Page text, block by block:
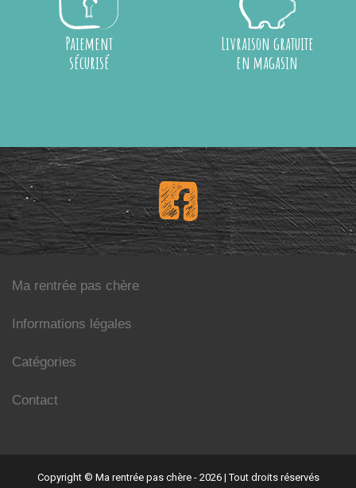
Paiement
sécurisé
Livraison gratuite
en magasin
Ma rentrée pas chère
Informations légales
Catégories
Contact
Copyright © Ma rentrée pas chère - 2026|Tout droits réservés